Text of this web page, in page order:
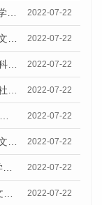
7月19日《南方Plus》报道我院与社会科学文献出版社联合发布《广州蓝皮书：广州城乡融合发展报告(2022)》的媒体文章 2022-07-22
7月19日《南方网》报道我院与社会科学文献出版社联合发布《广州蓝皮书：广州城乡融合发展报告(2022)》的媒体文章 2022-07-22
7月19日《信息时报讯》报道我院与社会科学文献出版社联合发布《广州蓝皮书：广州城乡融合发展报告(2022)》的媒体文章 2022-07-22
7月19日《广州日报客户端》报道我院与社会科学文献出版社联合发布《广州蓝皮书：广州城乡融合发展报告(2022)》的媒体文章 2022-07-22
7月19日《21财经》报道我院与社会科学文献出版社联合发布《广州蓝皮书：广州城乡融合发展报告(2022)》的媒体文章 2022-07-22
7月19日《大洋网》报道我院与社会科学文献出版社联合发布《广州蓝皮书：广州城乡融合发展报告(2022)》的媒体文章 2022-07-22
7月19日《花城FM》报道我院与社会科学文献出版社联合发布《广州蓝皮书：广州城乡融合发展报告(2022)》的媒体文章 2022-07-22
7月20日《花城+》报道我院与社会科学文献出版社联合发布《广州蓝皮书：广州城乡融合发展报告(2022)》的媒体文章 2022-07-22